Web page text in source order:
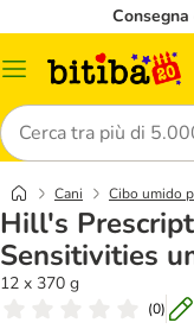
Overview
Cerca
Cani Cibo umido
Hill's
Sensitivities
12 x 370 g
(0)